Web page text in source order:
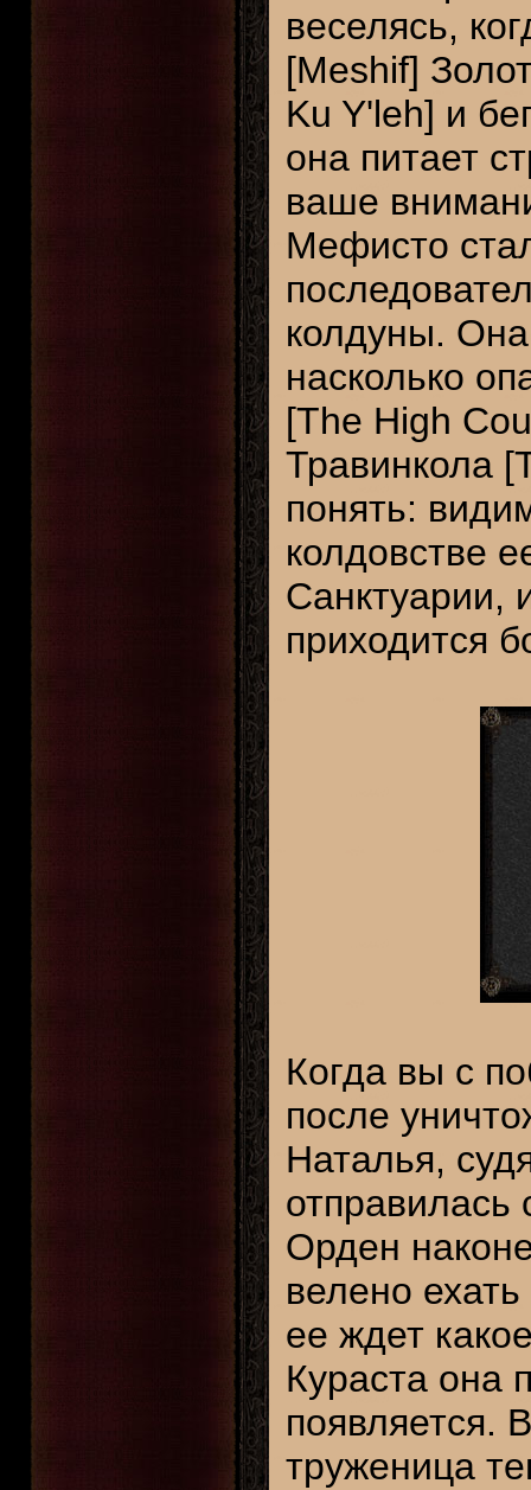
веселясь,
[Meshif]
Ku Y'leh] и
она питает
ваше
Мефисто
колдуны.
насколько
[The High
Травинкола
понять:
колдовстве
Санктуарии,
приходится
Когда вы с
после
Наталья,
Орден
велено
ее ждет
Кураста она
появляется.
труженица